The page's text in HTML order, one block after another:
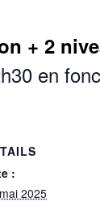
+ 2
en
:
2025